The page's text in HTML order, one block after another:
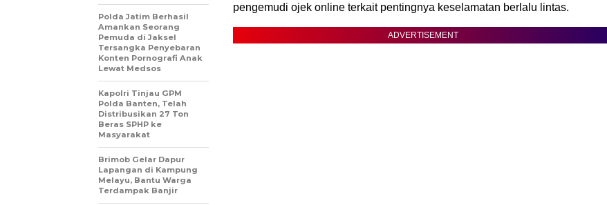
pengemudi ojek online terkait pentingnya keselamatan berlalu lintas.
ADVERTISEMENT
Polda Jatim Berhasil
Amankan Seorang
Pemuda di Jaksel
Tersangka Penyebaran
Konten Pornografi Anak
Lewat Medsos
Kapolri Tinjau GPM
Polda Banten, Telah
Distribusikan 27 Ton
Beras SPHP ke
Masyarakat
Brimob Gelar Dapur
Lapangan di Kampung
Melayu, Bantu Warga
Terdampak Banjir